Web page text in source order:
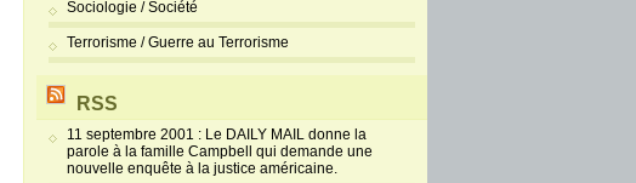
Sociologie / Société
Terrorisme / Guerre au Terrorisme
RSS
11 septembre 2001 : Le DAILY MAIL donne la
parole à la famille Campbell qui demande une
nouvelle enquête à la justice américaine.